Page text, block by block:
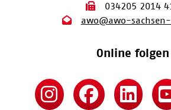
034205 2014
awo@awo-
Online folgen